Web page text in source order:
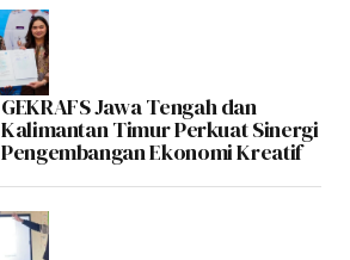
GEKRAFS Jawa Tengah dan
Kalimantan Timur Perkuat Sinergi
Pengembangan Ekonomi Kreatif